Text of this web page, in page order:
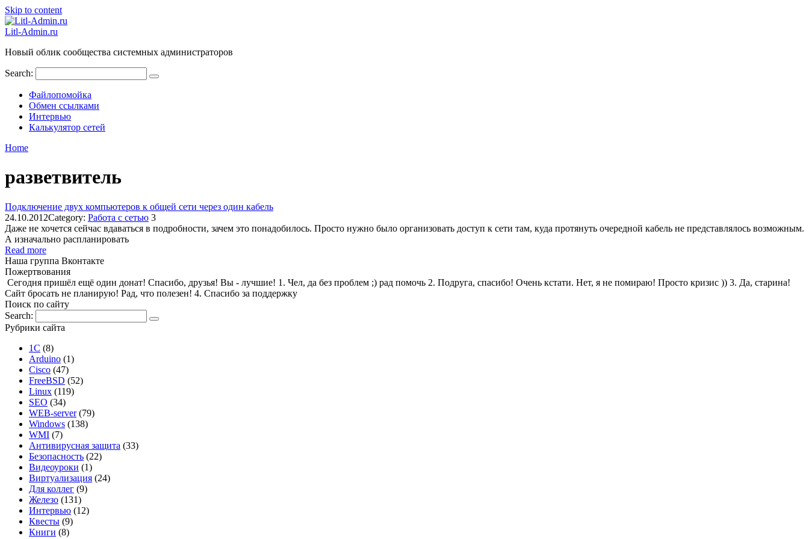
Skip to content
Litl-Admin.ru
Новый облик сообщества системных администраторов
Search:
Файлопомойка
Обмен ссылками
Интервью
Калькулятор сетей
Home
разветвитель
Подключение двух компьютеров к общей сети через один кабель
24.10.2012Category: Работа с сетью 3
Даже не хочется сейчас вдаваться в подробности, зачем это понадобилось. Просто нужно было организовать доступ к сети там, куда протянуть очередной кабель не представлялось возможным.
А изначально распланировать
Read more
Наша группа Вконтакте
Пожертвования
Сегодня пришёл ещё один донат! Спасибо, друзья! Вы - лучшие! 1. Чел, да без проблем ;) рад помочь 2. Подруга, спасибо! Очень кстати. Нет, я не помираю! Просто кризис )) 3. Да, старина!
Сайт бросать не планирую! Рад, что полезен! 4. Спасибо за поддержку
Поиск по сайту
Search:
Рубрики сайта
1С (8)
Arduino (1)
Cisco (47)
FreeBSD (52)
Linux (119)
SEO (34)
WEB-server(79)
Windows (138)
WMI (7)
Антивирусная защита (33)
Безопасность (22)
Видеоуроки (1)
Виртуализация (24)
Для коллег (9)
Железо (131)
Интервью (12)
Квесты (9)
Книги (8)